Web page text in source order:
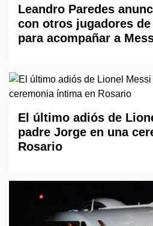
Leandro Paredes
con otros jugadores
para acompañar a
El último adiós de
padre Jorge en una
Rosario